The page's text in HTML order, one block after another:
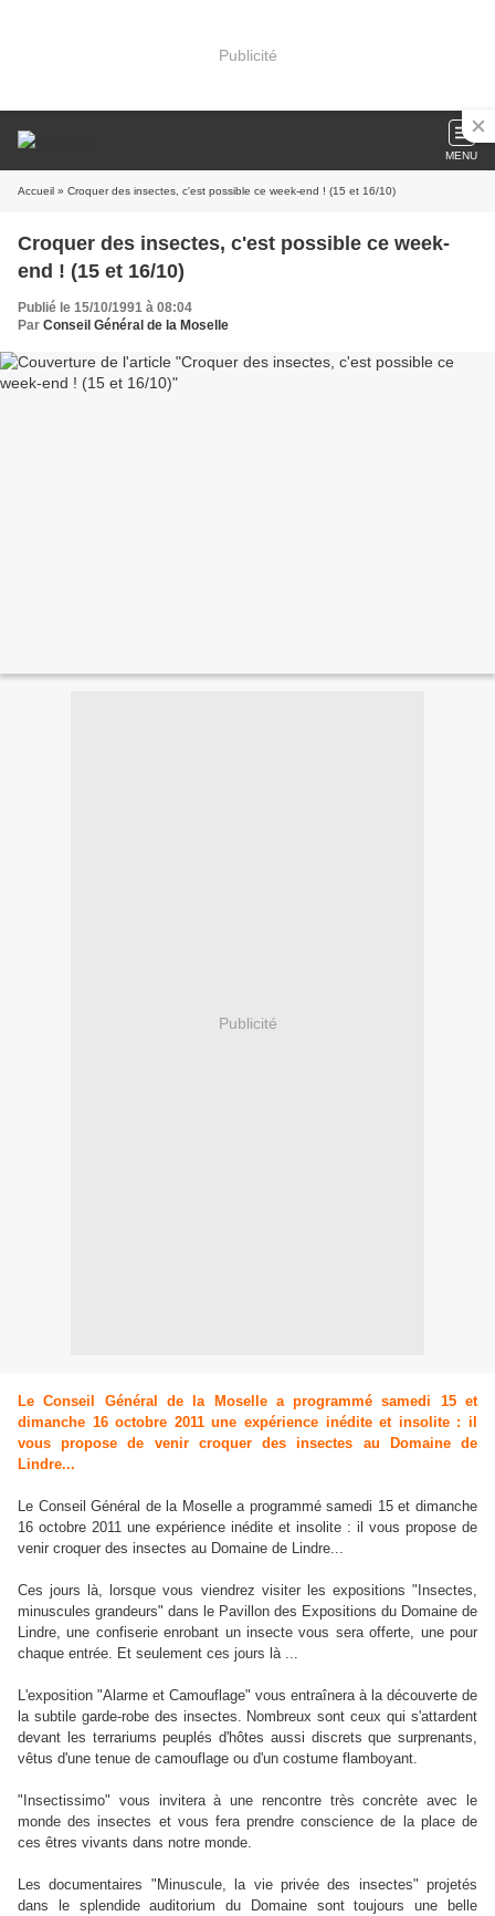
Publicité
MENU
Accueil » Croquer des insectes, c'est possible ce week-end ! (15 et 16/10)
Croquer des insectes, c'est possible ce week-
end ! (15 et 16/10)
Publié le 15/10/1991 à 08:04
Par Conseil Général de la Moselle
Publicité
Le Conseil Général de la Moselle a programmé samedi 15 et
dimanche 16 octobre 2011 une expérience inédite et insolite : il
vous propose de venir croquer des insectes au Domaine de
Lindre...
Le Conseil Général de la Moselle a programmé samedi 15 et dimanche
16 octobre 2011 une expérience inédite et insolite : il vous propose de
venir croquer des insectes au Domaine de Lindre...
Ces jours là, lorsque vous viendrez visiter les expositions "Insectes,
minuscules grandeurs" dans le Pavillon des Expositions du Domaine de
Lindre, une confiserie enrobant un insecte vous sera offerte, une pour
chaque entrée. Et seulement ces jours là ...
L'exposition "Alarme et Camouflage" vous entraînera à la découverte de
la subtile garde-robe des insectes. Nombreux sont ceux qui s'attardent
devant les terrariums peuplés d'hôtes aussi discrets que surprenants,
vêtus d'une tenue de camouflage ou d'un costume flamboyant.
"Insectissimo" vous invitera à une rencontre très concrète avec le
monde des insectes et vous fera prendre conscience de la place de
ces êtres vivants dans notre monde.
Les documentaires "Minuscule, la vie privée des insectes" projetés
dans le splendide auditorium du Domaine sont toujours une belle